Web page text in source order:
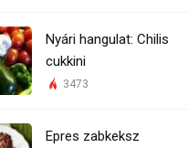
Nyári hangulat: Chilis
cukkini
3473
Epres zabkeksz